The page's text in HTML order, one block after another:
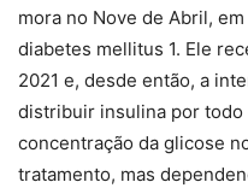
mora no Nove de Abril,
diabetes mellitus 1. Ele
2021 e, desde então, a
distribuir insulina por todo
concentração da glicose
tratamento, mas